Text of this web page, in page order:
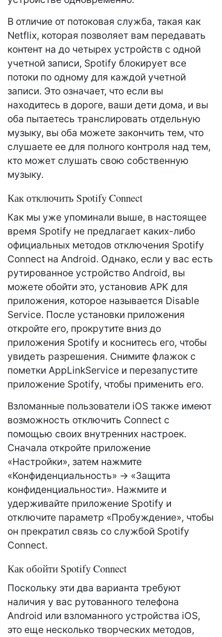
В отличие от потоковая служба, такая как
Netflix, которая позволяет вам передавать
контент на до четырех устройств с одной
учетной записи, Spotify блокирует все
потоки по одному для каждой учетной
записи. Это означает, что если вы
находитесь в дороге, ваши дети дома, и вы
оба пытаетесь транслировать отдельную
музыку, вы оба можете закончить тем, что
слушаете ее для полного контроля над тем,
кто может слушать свою собственную
музыку.
Как отключить Spotify Connect
Как мы уже упоминали выше, в настоящее
время Spotify не предлагает каких-либо
официальных методов отключения Spotify
Connect на Android. Однако, если у вас есть
рутированное устройство Android, вы
можете обойти это, установив APK для
приложения, которое называется Disable
Service. После установки приложения
откройте его, прокрутите вниз до
приложения Spotify и коснитесь его, чтобы
увидеть разрешения. Снимите флажок с
пометки AppLinkService и перезапустите
приложение Spotify, чтобы применить его.
Взломанные пользователи iOS также имеют
возможность отключить Connect с
помощью своих внутренних настроек.
Сначала откройте приложение
«Настройки», затем нажмите
«Конфиденциальность» -> «Защита
конфиденциальности». Нажмите и
удерживайте приложение Spotify и
отключите параметр «Пробуждение», чтобы
он прекратил связь со службой Spotify
Connect.
Как обойти Spotify Connect
Поскольку эти два варианта требуют
наличия у вас рутованного телефона
Android или взломанного устройства iOS,
это еще несколько творческих методов,